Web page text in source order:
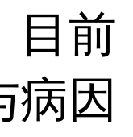
目前
病因